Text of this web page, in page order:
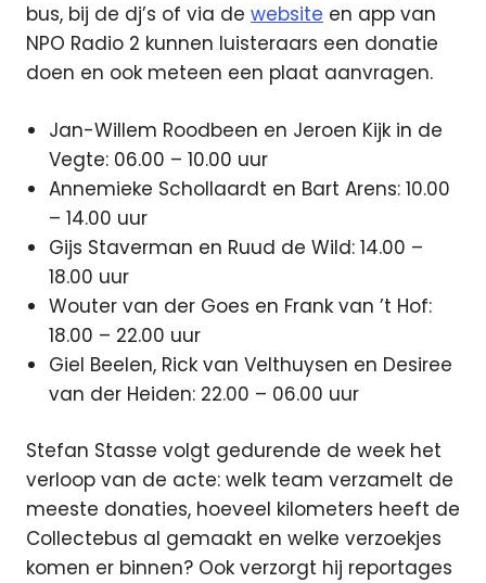
bus, bij de dj’s of via de website en app van
NPO Radio 2 kunnen luisteraars een donatie
doen en ook meteen een plaat aanvragen.
Jan-Willem Roodbeen en Jeroen Kijk in de
Vegte: 06.00 – 10.00 uur
Annemieke Schollaardt en Bart Arens: 10.00
– 14.00 uur
Gijs Staverman en Ruud de Wild: 14.00 –
18.00 uur
Wouter van der Goes en Frank van ’t Hof:
18.00 – 22.00 uur
Giel Beelen, Rick van Velthuysen en Desiree
van der Heiden: 22.00 – 06.00 uur
Stefan Stasse volgt gedurende de week het
verloop van de acte: welk team verzamelt de
meeste donaties, hoeveel kilometers heeft de
Collectebus al gemaakt en welke verzoekjes
komen er binnen? Ook verzorgt hij reportages